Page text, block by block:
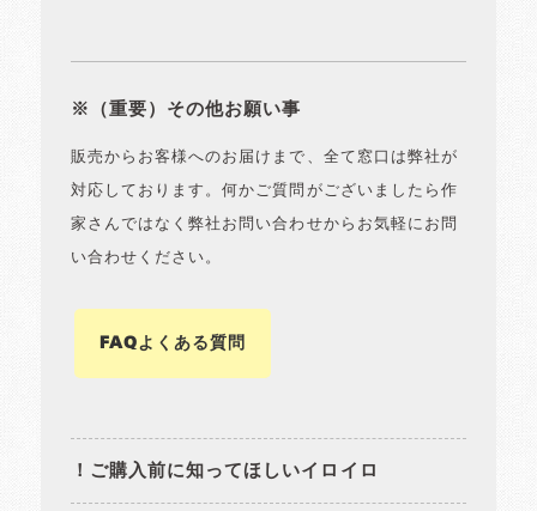
※（重要）その他お願い事
販売からお客様へのお届けまで、全て窓口は弊社が
対応しております。何かご質問がございましたら作
家さんではなく弊社お問い合わせからお気軽にお問
い合わせください。
FAQよくある質問
！ご購入前に知ってほしいイロイロ